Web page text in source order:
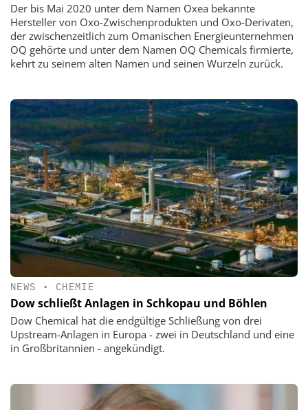
Der bis Mai 2020 unter dem Namen Oxea bekannte
Hersteller von Oxo-Zwischenprodukten und Oxo-Derivaten,
der zwischenzeitlich zum Omanischen Energieunternehmen
OQ gehörte und unter dem Namen OQ Chemicals firmierte,
kehrt zu seinem alten Namen und seinen Wurzeln zurück.
NEWS • CHEMIE
Dow schließt Anlagen in Schkopau und Böhlen
Dow Chemical hat die endgültige Schließung von drei
Upstream-Anlagen in Europa - zwei in Deutschland und eine
in Großbritannien - angekündigt.